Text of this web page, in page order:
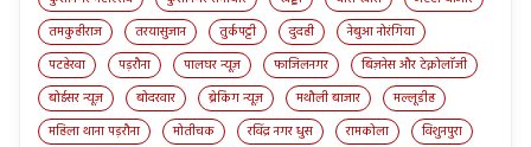
तमकुहीराज
तरयासुजान तुर्कपट्टी दुदही
नेबुआ नोरंगिया
पटहेरवा
पड़रौना पालघर न्यूज़ फाजिलनगर
बिज़नेस और टेक्नोलॉजी
बोईसर न्यूज़
बोदरवार ब्रेकिंग न्यूज़ मथौली बाजार
मल्लूडीह
महिला थाना पड़रौना
मोतीचक रविंद्र नगर धुस रामकोला
विशुनपुरा